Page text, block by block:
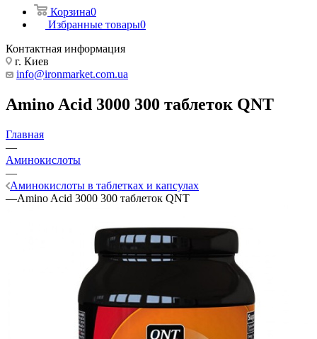
Корзина0
Избранные товары0
Контактная информация
г. Киев
info@ironmarket.com.ua
Amino Acid 3000 300 таблеток QNT
Главная
—
Аминокислоты
—
Аминокислоты в таблетках и капсулах
—Amino Acid 3000 300 таблеток QNT